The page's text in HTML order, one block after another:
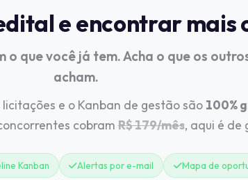
e encontrar mais
o que você já tem. Acha o que os
acham.
licitações e o Kanban de gestão são 100%
cobramR$ 179/mês, aqui é de
Kanban Alertas por e-mail Mapa de